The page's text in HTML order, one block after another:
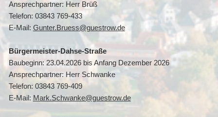
Ansprechpartner: Herr Brüß
Telefon: 03843 769-433
E-Mail: Gunter.Bruess@guestrow.de
Bürgermeister-Dahse-Straße
Baubeginn: 23.04.2026 bis Anfang Dezember 2026
Ansprechpartner: Herr Schwanke
Telefon: 03843 769-409
E-Mail: Mark.Schwanke@guestrow.de